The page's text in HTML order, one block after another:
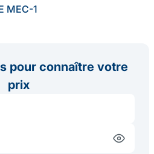
MEC-1
pour connaître votre
prix